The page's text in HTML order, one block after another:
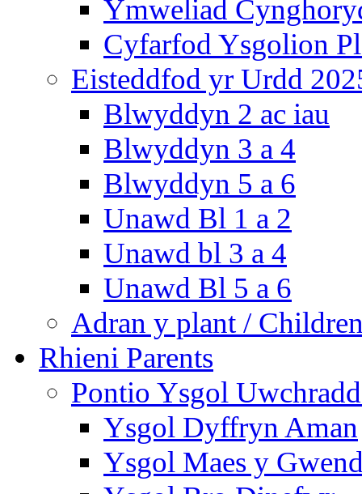
Ymweliad
Cyfarfod Ysgolion
Eisteddfod yr Urdd
Blwyddyn 2 ac iau
Blwyddyn 3 a 4
Blwyddyn 5 a 6
Unawd Bl 1 a 2
Unawd bl 3 a 4
Unawd Bl 5 a 6
Adran y plant /
Rhieni Parents
Pontio Ysgol
Ysgol Dyffryn Aman
Ysgol Maes y